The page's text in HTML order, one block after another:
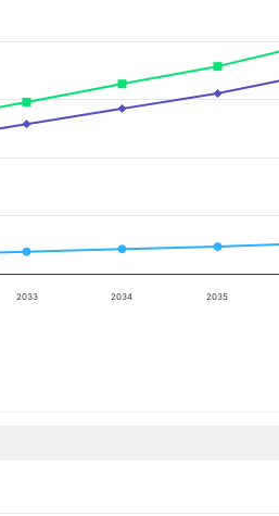
2033 2034 2035